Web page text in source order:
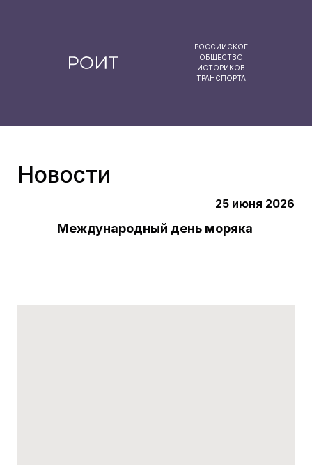
РОССИЙСКОЕ
ОБЩЕСТВО
ИСТОРИКОВ
ТРАНСПОРТА
Новости
25 июня 2026
Международный день моряка